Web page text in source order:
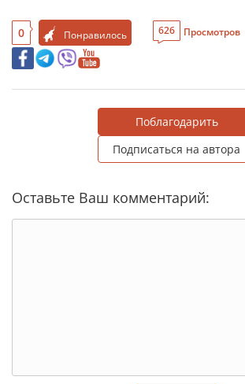
0 Понравилось 626 Просмотров
Поблагодарить
Подписаться на автора
Оставьте Ваш комментарий: